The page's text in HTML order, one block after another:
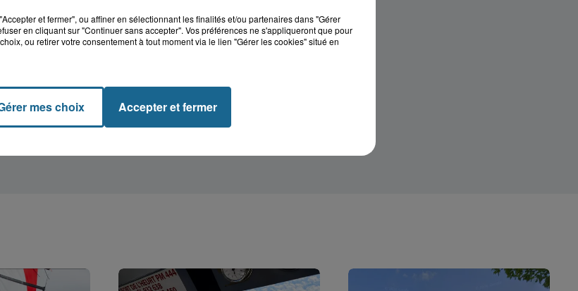
et fermer", ou affiner en sélectionnant les finalités et/ou partenaires dans "Gérer
en cliquant sur "Continuer sans accepter". Vos préférences ne s'appliqueront que pour
ou retirer votre consentement à tout moment via le lien "Gérer les cookies" situé en
mes choix Accepter et fermer